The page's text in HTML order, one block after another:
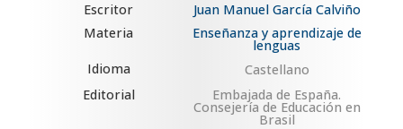
Escritor
Juan Manuel García Calviño
Materia
Enseñanza y aprendizaje de
lenguas
Idioma
Castellano
Editorial
Embajada de España.
Consejería de Educación en
Brasil